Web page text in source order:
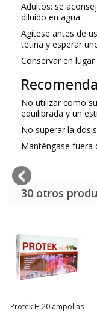
Adultos: se
diluido en agua.
Agítese antes de
tetina y esperar
Conservar en
No utilizar como
equilibrada y un
No superar la
Manténgase fuera
30 otros
Protek H 20 ampollas